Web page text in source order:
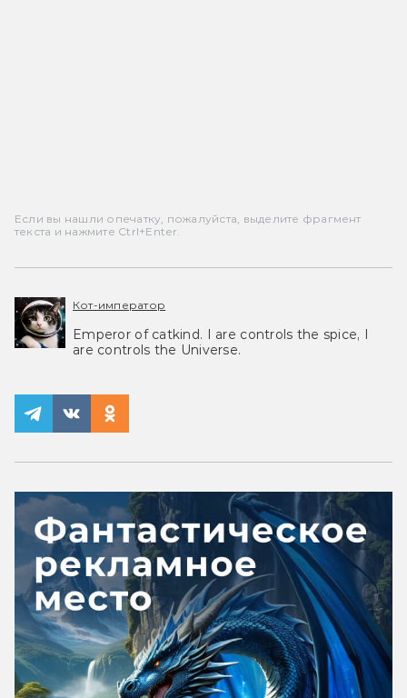
Если вы нашли опечатку, пожалуйста, выделите фрагмент
текста и нажмите Ctrl+Enter.
Кот-император
Emperor of catkind. I are controls the spice, I
are controls the Universe.